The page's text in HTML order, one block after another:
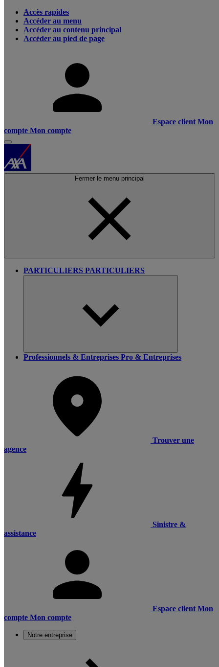
Accès rapides
Accéder au menu
Accéder au contenu principal
Accéder au pied de page
Espace client Mon
compte Mon compte
Fermer le menu principal
PARTICULIERS PARTICULIERS
Professionnels & Entreprises Pro & Entreprises
Trouver une
agence
Sinistre &
assistance
Espace client Mon
compte Mon compte
Notre entreprise